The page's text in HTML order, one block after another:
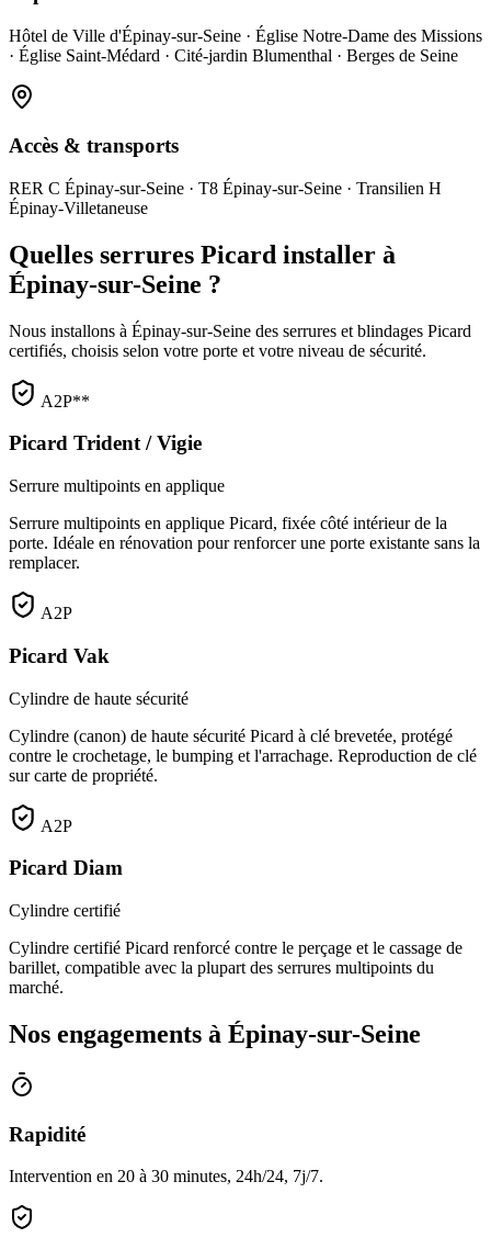
Hôtel de Ville d'Épinay-sur-Seine · Église Notre-Dame des Missions
· Église Saint-Médard · Cité-jardin Blumenthal · Berges de Seine
Accès & transports
RER C Épinay-sur-Seine · T8 Épinay-sur-Seine · Transilien H
Épinay-Villetaneuse
Quelles serrures Picard installer à
Épinay-sur-Seine ?
Nous installons à Épinay-sur-Seine des serrures et blindages Picard
certifiés, choisis selon votre porte et votre niveau de sécurité.
A2P**
Picard Trident / Vigie
Serrure multipoints en applique
Serrure multipoints en applique Picard, fixée côté intérieur de la
porte. Idéale en rénovation pour renforcer une porte existante sans la
remplacer.
A2P
Picard Vak
Cylindre de haute sécurité
Cylindre (canon) de haute sécurité Picard à clé brevetée, protégé
contre le crochetage, le bumping et l'arrachage. Reproduction de clé
sur carte de propriété.
A2P
Picard Diam
Cylindre certifié
Cylindre certifié Picard renforcé contre le perçage et le cassage de
barillet, compatible avec la plupart des serrures multipoints du
marché.
Nos engagements à Épinay-sur-Seine
Rapidité
Intervention en 20 à 30 minutes, 24h/24, 7j/7.